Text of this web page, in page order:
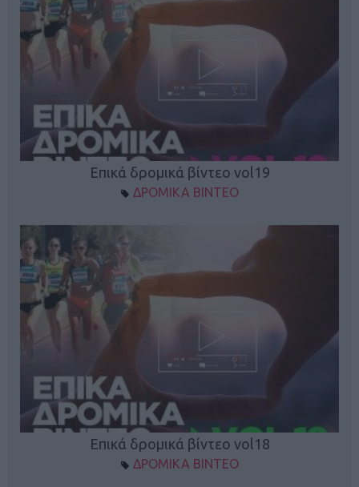
Επικά δρομικά βίντεο vol19
ΔΡΟΜΙΚΑ ΒΙΝΤΕΟ
Επικά δρομικά βίντεο vol18
ΔΡΟΜΙΚΑ ΒΙΝΤΕΟ